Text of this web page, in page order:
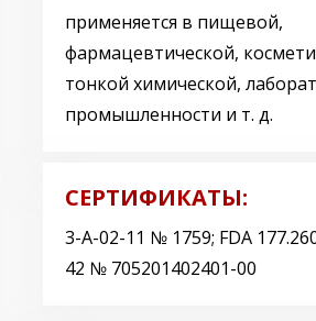
применяется в пищевой,
фармацевтической,
тонкой химической,
промышленности и т. д.
СЕРТИФИКАТЫ:
3-A-02-11 № 1759; FDA
42 № 705201402401-00